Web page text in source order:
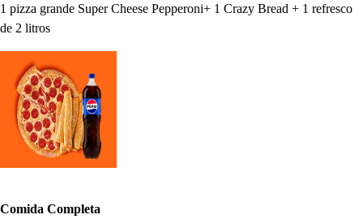
1 pizza grande Super Cheese Pepperoni+ 1 Crazy Bread + 1 refresco
de 2 litros
Comida Completa